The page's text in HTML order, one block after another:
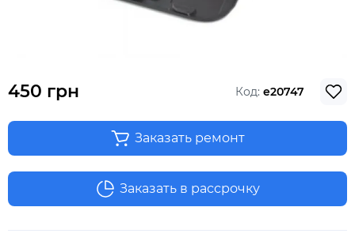
450 грн Код: e20747
Заказать ремонт
Заказать в рассрочку